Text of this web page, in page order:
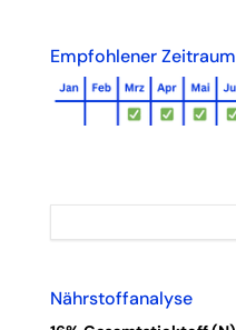
Empfohlener Zeitraum
Nährstoffanalyse